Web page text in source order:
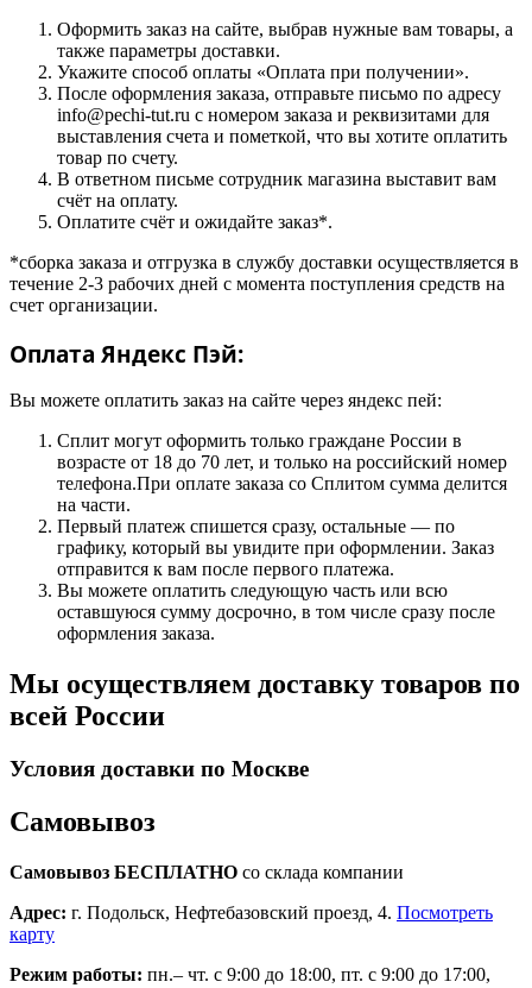
Оформить заказ на сайте, выбрав нужные вам товары, а
также параметры доставки.
Укажите способ оплаты «Оплата при получении».
После оформления заказа, отправьте письмо по адресу
info@pechi-tut.ru с номером заказа и реквизитами для
выставления счета и пометкой, что вы хотите оплатить
товар по счету.
В ответном письме сотрудник магазина выставит вам
счёт на оплату.
Оплатите счёт и ожидайте заказ*.
*сборка заказа и отгрузка в службу доставки осуществляется в
течение 2-3 рабочих дней с момента поступления средств на
счет организации.
Оплата Яндекс Пэй:
Вы можете оплатить заказ на сайте через яндекс пей:
Сплит могут оформить только граждане России в
возрасте от 18 до 70 лет, и только на российский номер
телефона.При оплате заказа со Сплитом сумма делится
на части.
Первый платеж спишется сразу, остальные — по
графику, который вы увидите при оформлении. Заказ
отправится к вам после первого платежа.
Вы можете оплатить следующую часть или всю
оставшуюся сумму досрочно, в том числе сразу после
оформления заказа.
Мы осуществляем доставку товаров по
всей России
Условия доставки по Москве
Самовывоз
Самовывоз БЕСПЛАТНО со склада компании
Адрес: г. Подольск, Нефтебазовский проезд, 4. Посмотреть
карту
Режим работы: пн.– чт. с 9:00 до 18:00, пт. с 9:00 до 17:00,